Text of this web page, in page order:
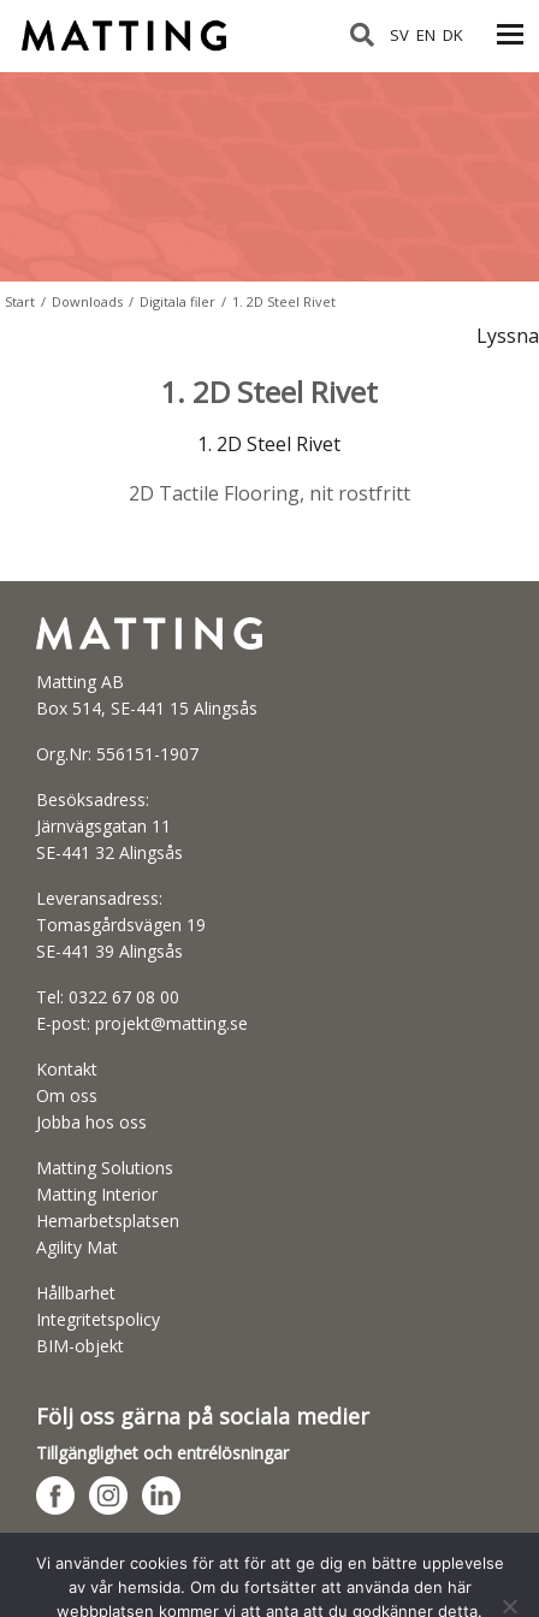
SV EN DK
Start / Downloads / Digitala filer / 1. 2D Steel Rivet
Lyssna
1. 2D Steel Rivet
1. 2D Steel Rivet
2D Tactile Flooring, nit rostfritt
Matting AB
Box 514, SE-441 15 Alingsås
Org.Nr: 556151-1907
Besöksadress:
Järnvägsgatan 11
SE-441 32 Alingsås
Leveransadress:
Tomasgårdsvägen 19
SE-441 39 Alingsås
Tel: 0322 67 08 00
E-post: projekt@matting.se
Kontakt
Om oss
Jobba hos oss
Matting Solutions
Matting Interior
Hemarbetsplatsen
Agility Mat
Hållbarhet
Integritetspolicy
BIM-objekt
Följ oss gärna på sociala medier
Tillgänglighet och entrélösningar
Hundsporthallar
Vi använder cookies för att för att ge dig en bättre upplevelse
av vår hemsida. Om du fortsätter att använda den här
webbplatsen kommer vi att anta att du godkänner detta.